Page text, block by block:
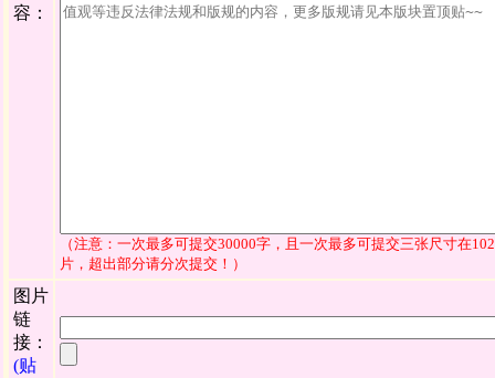
容：
（注意：一次最多可提交30000字，且一次最多可提交三张尺寸在
片，超出部分请分次提交！）
图片
链
接：
(贴